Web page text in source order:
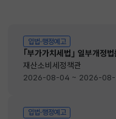
입법·행정예고
입법·행정예고
｢부가가치세법｣ 일부개정
재산소비세정책관
2026-08-04 ~ 2026-
입법·행정예고